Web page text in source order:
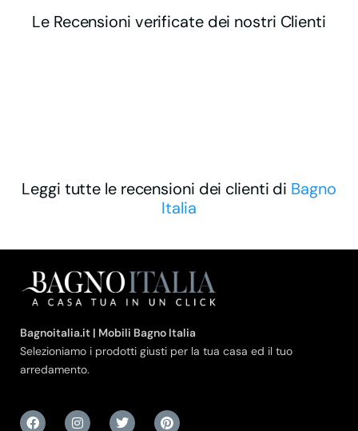
Le Recensioni verificate dei nostri Clienti
Leggi tutte le recensioni dei clienti di Bagno
Italia
Bagnoitalia.it | Mobili Bagno Italia
Selezioniamo i prodotti giusti per la tua casa ed il tuo
arredamento.